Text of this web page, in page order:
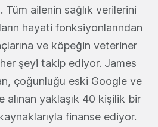
. Tüm ailenin sağlık verilerini
hayati fonksiyonlarından
ve köpeğin veteriner
şeyi takip ediyor. James
çoğunluğu eski Google ve
alınan yaklaşık 40 kişilik bir
finanse ediyor.